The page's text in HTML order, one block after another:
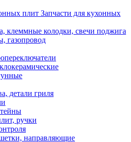
Запчасти для кухонных
клеммные колодки, свечи поджига
газопровод
детали гриля
ручки
направляющие